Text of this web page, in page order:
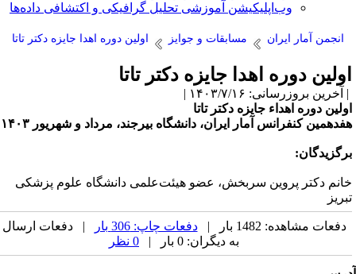
وب‌اپلیکیشن آموزشی تحلیل گرافیکی و اکتشافی داده‌ها
انجمن آمار ایران مسابقات و جوایز اولین دوره اهدا جایزه دکتر تاتا
دوره اهدا جایزه دکتر تاتا
بروزرسانی: ۱۴۰۳/۷/۱۶ |
دوره اهداء جایزه دکتر تاتا
کنفرانس آمار ایران، دانشگاه بیرجند، مرداد و شهریور ۱۴۰۳
دکتر پروین سربخش، عضو هیئت‌علمی دانشگاه علوم پزشکی
دفعات مشاهده: 1482 بار | دفعات چاپ: 306 بار
| دفعات ارسال
به دیگران: 0 بار |